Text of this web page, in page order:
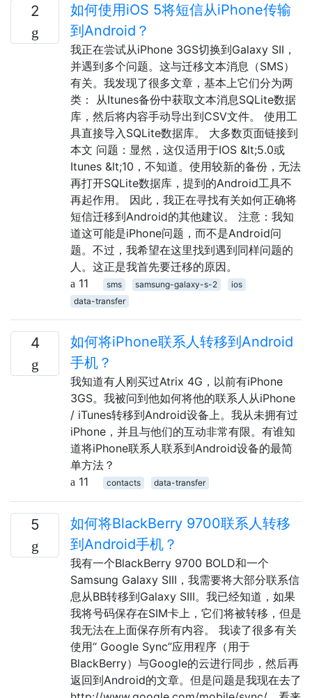
2
如何使用iOS 5将短信从iPhone传输
到Android？
我正在尝试从iPhone 3GS切换到Galaxy SII，
并遇到多个问题。这与迁移文本消息（SMS）
有关。我发现了很多文章，基本上它们分为两
类： 从Itunes备份中获取文本消息SQLite数据
库，然后将内容手动导出到CSV文件。 使用工
具直接导入SQLite数据库。 大多数页面链接到
本文 问题：显然，这仅适用于IOS &lt;5.0或
Itunes &lt;10，不知道。使用较新的备份，无法
再打开SQLite数据库，提到的Android工具不
再起作用。 因此，我正在寻找有关如何正确将
短信迁移到Android的其他建议。 注意：我知
道这可能是iPhone问题，而不是Android问
题。不过，我希望在这里找到遇到同样问题的
人。这正是我首先要迁移的原因。
11
sms samsung-galaxy-s-2
ios
data-transfer
4
如何将iPhone联系人转移到Android
手机？
我知道有人刚买过Atrix 4G，以前有iPhone
3GS。我被问到他如何将他的联系人从iPhone
/ iTunes转移到Android设备上。我从未拥有过
iPhone，并且与他们的互动非常有限。有谁知
道将iPhone联系人联系到Android设备的最简
单方法？
11
contacts data-transfer
5
如何将BlackBerry 9700联系人转移
到Android手机？
我有一个BlackBerry 9700 BOLD和一个
Samsung Galaxy SIII，我需要将大部分联系信
息从BB转移到Galaxy SIII。我已经知道，如果
我将号码保存在SIM卡上，它们将被转移，但是
我无法在上面保存所有内容。 我读了很多有关
使用“ Google Sync”应用程序（用于
BlackBerry）与Google的云进行同步，然后再
返回到Android的文章。但是问题是我现在去了